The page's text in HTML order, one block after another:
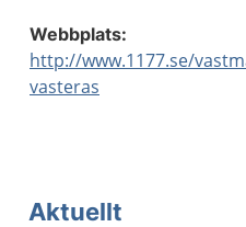
Webbplats:
http://www.1177.se/
vasteras
Aktuellt